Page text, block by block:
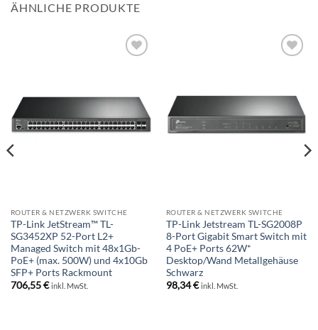
ÄHNLICHE PRODUKTE
ROUTER & NETZWERK SWITCHE
TP-Link JetStream™ TL-
SG3452XP 52-Port L2+
Managed Switch mit 48x1Gb-
PoE+ (max. 500W) und 4x10Gb
SFP+ Ports Rackmount
706,55€ inkl. MwSt.
ROUTER & NETZWERK SWITCHE
TP-Link Jetstream TL-SG2008P
8-Port Gigabit Smart Switch mit
4 PoE+ Ports 62W*
Desktop/Wand Metallgehäuse
Schwarz
98,34€ inkl. MwSt.